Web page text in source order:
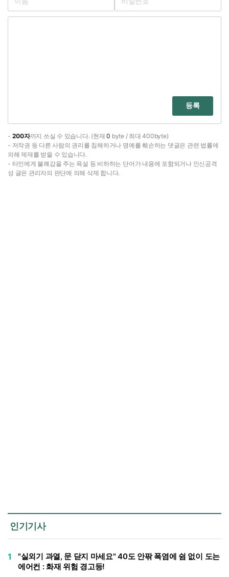
등록
- 200자까지 쓰실 수 있습니다. (현재0 byte / 최대 400byte)
- 저작권 등 다른 사람의 권리를 침해하거나 명예를 훼손하는 댓글은 관련 법률에
의해 제재를 받을 수 있습니다.
- 타인에게 불쾌감을 주는 욕설 등 비하하는 단어가 내용에 포함되거나 인신공격
성 글은 관리자의 판단에 의해 삭제 합니다.
인기기사
1
"실외기 과열, 문 닫지 마세요" 40도 안팎 폭염에 쉼 없이 도는
에어컨 : 화재 위험 경고등!